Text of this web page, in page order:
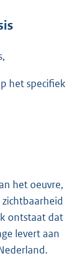
het specifiek
het oeuvre,
ontstaat dat
levert aan